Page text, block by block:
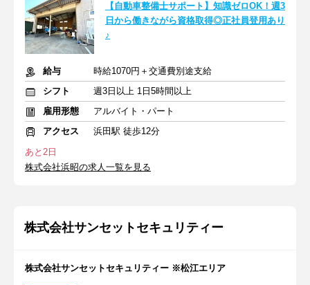
【自動車整備士サポート】知識ゼロOK！週3
日から働きながら資格取得◎正社員登用あり
♪
給与
時給1070円＋交通費別途支給
シフト
週3日以上 1日5時間以上
雇用形態
アルバイト・パート
アクセス
浜田駅 徒歩12分
あと2日
株式会社浜昭の求人一覧を見る
株式会社サンセットセキュリティー
株式会社サンセットセキュリティー ※松江エリア